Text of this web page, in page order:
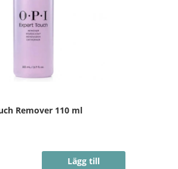
Remover 110 ml
Lägg till